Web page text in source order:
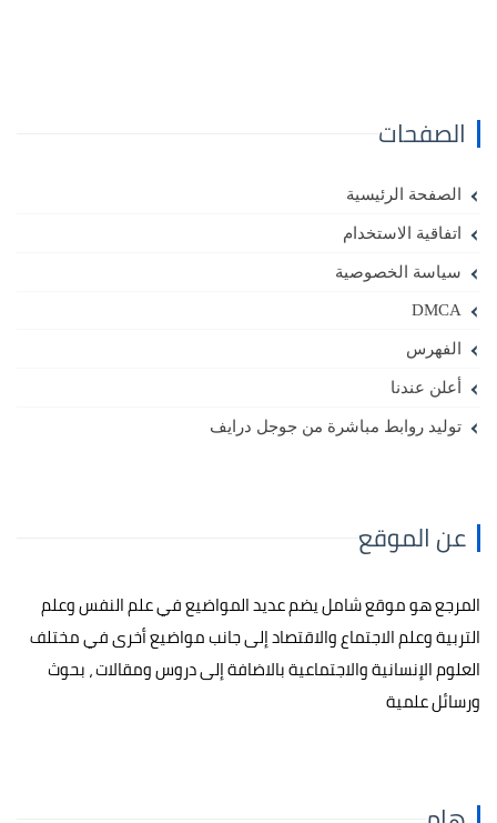
الصفحات
الصفحة الرئيسية
اتفاقية الاستخدام
سياسة الخصوصية
DMCA
الفهرس
أعلن عندنا
توليد روابط مباشرة من جوجل درايف
عن الموقع
المرجع هو موقع شامل يضم عديد المواضيع في علم النفس وعلم
التربية وعلم الاجتماع والاقتصاد إلى جانب مواضيع أخرى في مختلف
العلوم الإنسانية والاجتماعية بالاضافة إلى دروس ومقالات ، بحوث
ورسائل علمية